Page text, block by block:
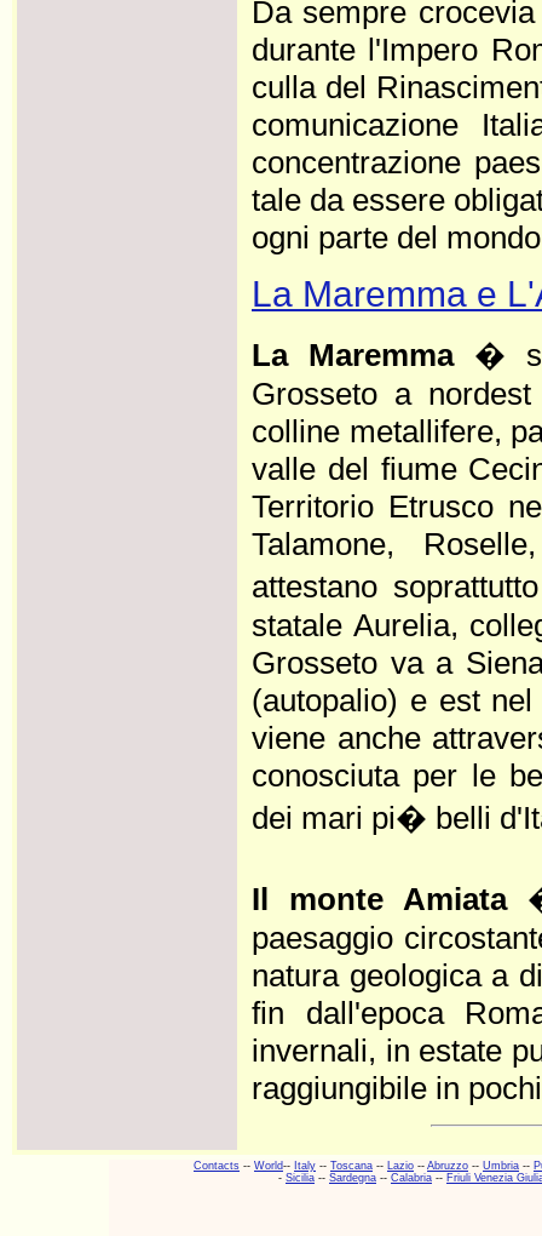
Da sempre
durante l'Impero
culla del
comunicazione
concentrazione
tale da essere
ogni parte del
La Maremma e
La Maremma �
Grosseto a
colline metallifere,
valle del fiume
Territorio Etrusco
Talamone,
attestano
statale Aurelia,
Grosseto va a
(autopalio) e est
viene anche
conosciuta per le
dei mari pi� belli
Il monte Amiata�
paesaggio
natura geologica a
fin dall'epoca
invernali, in estate
raggiungibile in
Contacts -- World-- Italy -- Toscana -- Lazio -- Abruzzo -- Umbria --
- Sicilia -- Sardegna -- Calabria -- Friuli Venezia